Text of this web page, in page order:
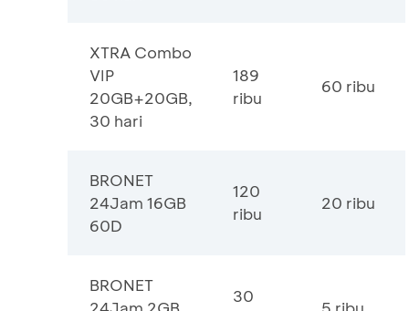
XTRA Combo
VIP
20GB+20GB,
30 hari
189
ribu
60 ribu
BRONET
24Jam 16GB
60D
120
ribu
20 ribu
BRONET
30